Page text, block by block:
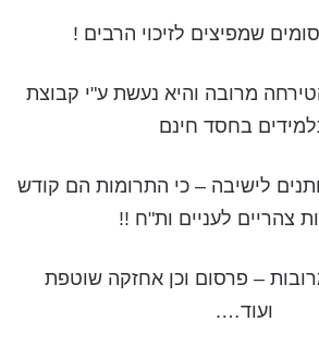
שמפיצים לזיכוי הרבים !
מרובה והיא נעשת ע"י קבוצת
בחסד חינם
לישיבה – כי התרומות הם קודש
צהריים לעניים ות"ח !!
– פרסום וכן אחזקה שוטפת
ועוד….